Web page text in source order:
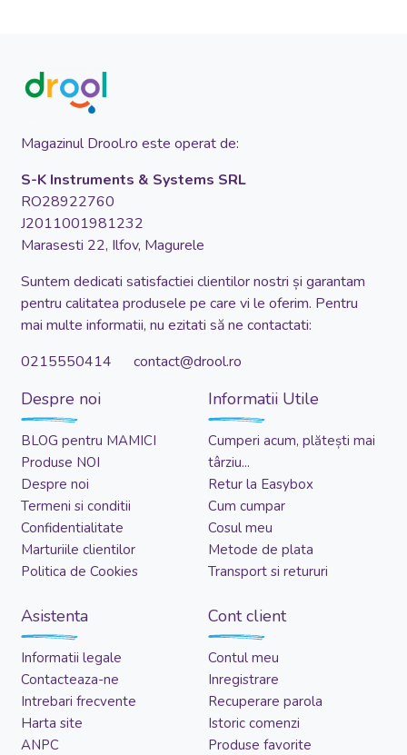
Magazinul Drool.ro este operat de:
S-K Instruments & Systems SRL
RO28922760
J2011001981232
Marasesti 22, Ilfov, Magurele
Suntem dedicati satisfactiei clientilor nostri și garantam
pentru calitatea produsele pe care vi le oferim. Pentru
mai multe informatii, nu ezitati să ne contactati:
0215550414 contact@drool.ro
Despre noi
BLOG pentru MAMICI
Produse NOI
Despre noi
Termeni si conditii
Confidentialitate
Marturiile clientilor
Politica de Cookies
Informatii Utile
Cumperi acum, plătești mai
târziu...
Retur la Easybox
Cum cumpar
Cosul meu
Metode de plata
Transport si retururi
Asistenta
Informatii legale
Contacteaza-ne
Intrebari frecvente
Harta site
ANPC
Cont client
Contul meu
Inregistrare
Recuperare parola
Istoric comenzi
Produse favorite